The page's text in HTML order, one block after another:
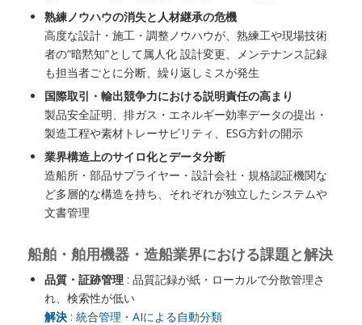
熟練ノウハウの消失と人材継承の危機
高度な設計・施工・調整ノウハウが、熟練工や現場技術
者の“暗黙知”として属人化 設計変更、メンテナンス記録
も担当者ごとに分断、繰り返しミスが発生
国際取引・輸出競争力における説明責任の高まり
製品安全証明、排ガス・エネルギー効率データの提出・
製造工程や素材トレーサビリティ、ESG方針の開示
業界構造上のサイロ化とデータ分断
造船所・部品サプライヤー・設計会社・規格認証機関な
ど多層的な構造を持ち、それぞれが独立したシステムや
文書管理
船舶・舶用機器・造船業界における課題と解決
品質・証跡管理: 品質記録が紙・ローカルで分散管理さ
れ、検索性が低い
解決: 統合管理・AIによる自動分類